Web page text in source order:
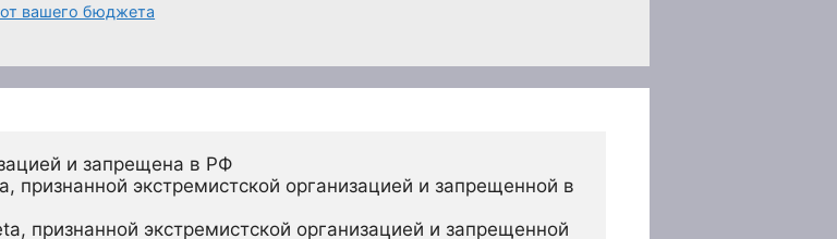
вашего бюджета
и запрещена в РФ
экстремистской организацией и запрещенной в
признанной экстремистской организацией и запрещенной